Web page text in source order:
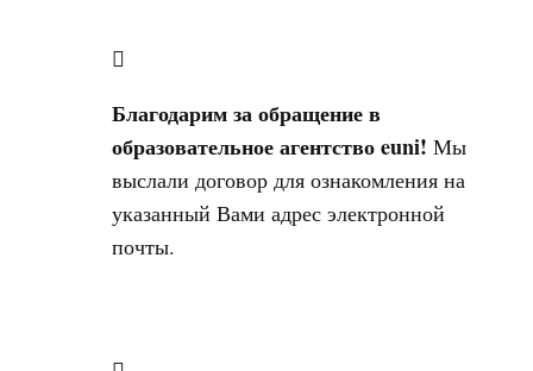
Благодарим за обращение в
образовательное агентство euni!Мы
выслали договор для ознакомления на
указанный Вами адрес электронной
почты.